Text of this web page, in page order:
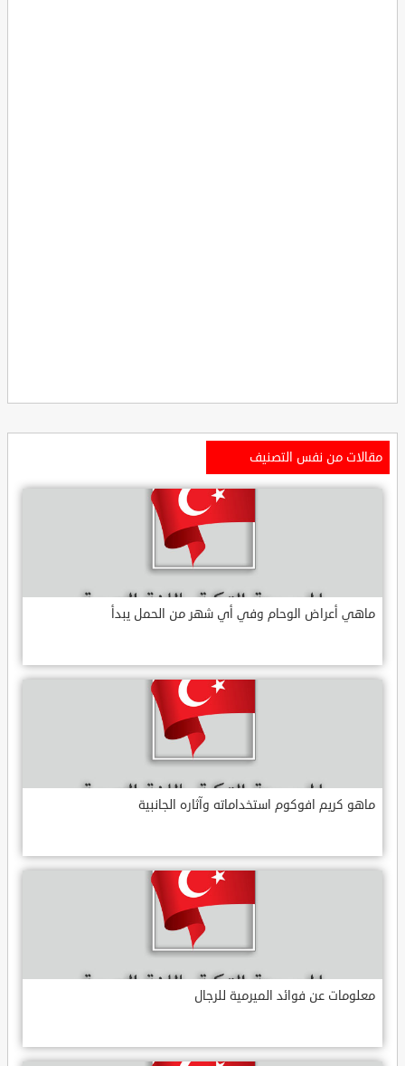
مقالات من نفس التصنيف
ماهي أعراض الوحام وفي أي شهر من الحمل يبدأ
ماهو كريم افوكوم استخداماته وآثاره الجانبية
معلومات عن فوائد الميرمية للرجال